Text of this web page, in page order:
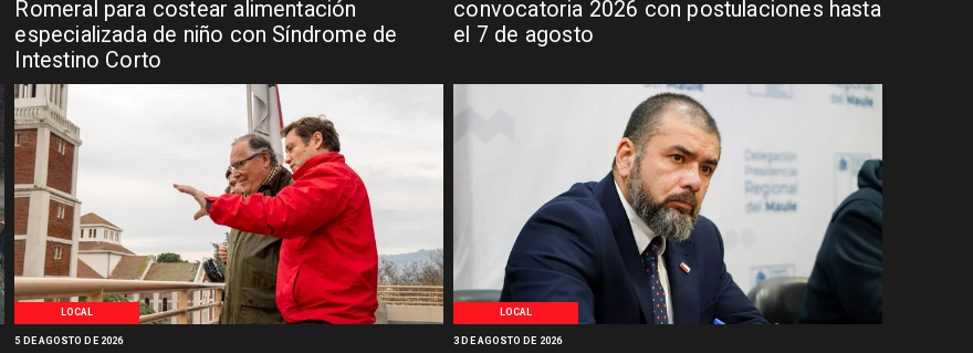
Romeral para costear alimentación
especializada de niño con Síndrome de
Intestino Corto
convocatoria 2026 con postulaciones hasta
el 7 de agosto
LOCAL
5 DE AGOSTO DE 2026
LOCAL
3 DE AGOSTO DE 2026